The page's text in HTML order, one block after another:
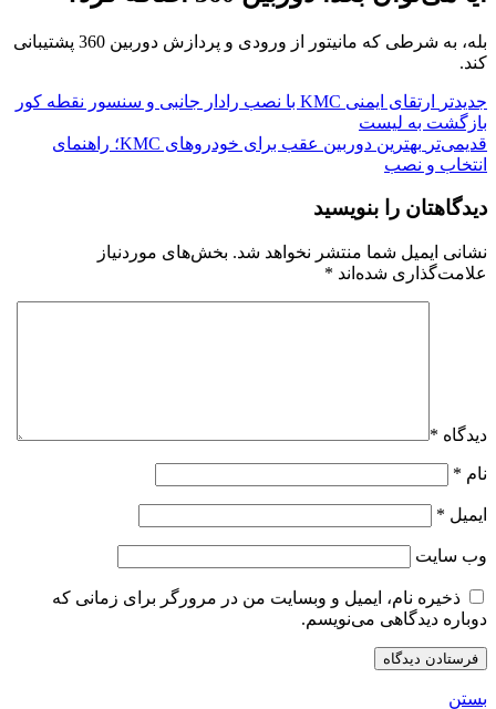
بله، به شرطی که مانیتور از ورودی و پردازش دوربین 360 پشتیبانی
کند.
جدیدتر
ارتقای ایمنی KMC با نصب رادار جانبی و سنسور نقطه کور
بازگشت به لیست
قدیمی‌تر
بهترین دوربین عقب برای خودروهای KMC؛ راهنمای
انتخاب و نصب
دیدگاهتان را بنویسید
نشانی ایمیل شما منتشر نخواهد شد. بخش‌های موردنیاز
علامت‌گذاری شده‌اند *
دیدگاه *
نام *
ایمیل *
وب‌ سایت
ذخیره نام، ایمیل و وبسایت من در مرورگر برای زمانی که
دوباره دیدگاهی می‌نویسم.
بستن